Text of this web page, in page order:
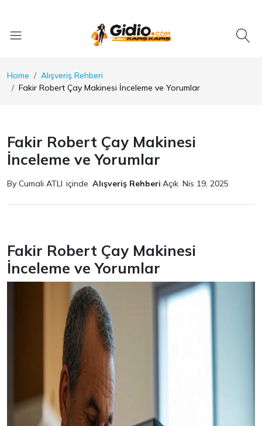
Home
Alışveriş Rehberi
Fakir Robert Çay Makinesi İnceleme ve Yorumlar
Fakir Robert Çay Makinesi
İnceleme ve Yorumlar
By Cumali ATLI içinde Alışveriş Rehberi Açık Nis 19, 2025
Fakir Robert Çay Makinesi
İnceleme ve Yorumlar